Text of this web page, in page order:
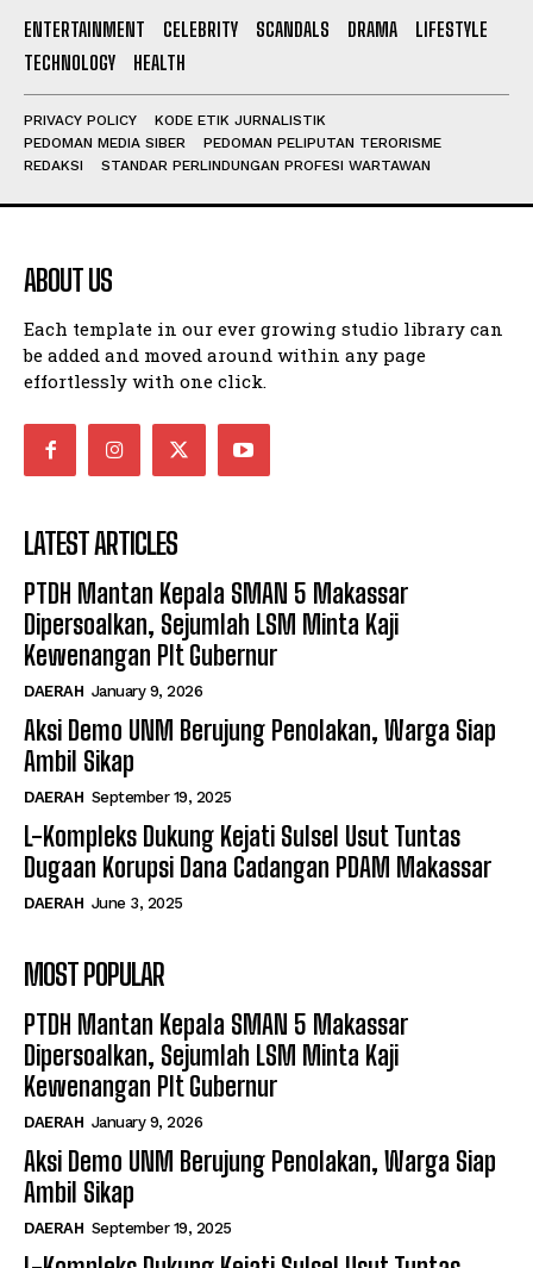
ENTERTAINMENT CELEBRITY SCANDALS DRAMA
LIFESTYLE
TECHNOLOGY
HEALTH
PRIVACY POLICY
KODE ETIK JURNALISTIK
PEDOMAN MEDIA SIBER
PEDOMAN PELIPUTAN TERORISME
REDAKSI
STANDAR PERLINDUNGAN PROFESI WARTAWAN
ABOUT US
Each template in our ever growing studio library can
be added and moved around within any page
effortlessly with one click.
LATEST ARTICLES
PTDH Mantan Kepala SMAN 5 Makassar
Dipersoalkan, Sejumlah LSM Minta Kaji
Kewenangan Plt Gubernur
DAERAH January 9, 2026
Aksi Demo UNM Berujung Penolakan, Warga Siap
Ambil Sikap
DAERAH September 19, 2025
L-Kompleks Dukung Kejati Sulsel Usut Tuntas
Dugaan Korupsi Dana Cadangan PDAM Makassar
DAERAH June 3, 2025
MOST POPULAR
PTDH Mantan Kepala SMAN 5 Makassar
Dipersoalkan, Sejumlah LSM Minta Kaji
Kewenangan Plt Gubernur
DAERAH January 9, 2026
Aksi Demo UNM Berujung Penolakan, Warga Siap
Ambil Sikap
DAERAH September 19, 2025